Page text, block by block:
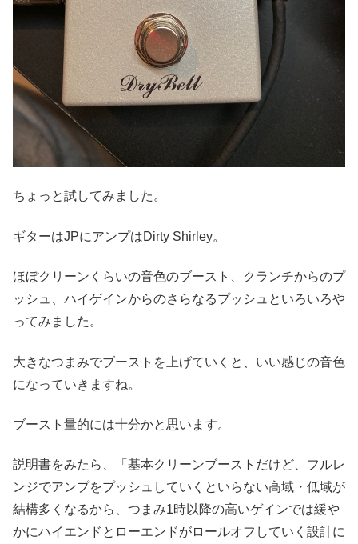
ちょっと試してみました。
ギターはJPにアンプはDirty Shirley。
ほぼクリーンくらいの音色のブースト、クランチからのプ
ッシュ、ハイゲインからのさらなるプッシュといろいろや
ってみました。
大きなつまみでブーストを上げていくと、いい感じの音色
になっていきますね。
ブースト量的には十分かと思います。
説明書をみたら、「基本クリーンブーストだけど、フルレ
ンジでアンプをプッシュしていくといらない高域・低域が
結構多くなるから、つまみ1時以降の高いゲインでは緩や
かにハイエンドとローエンドがロールオフしていく設計に